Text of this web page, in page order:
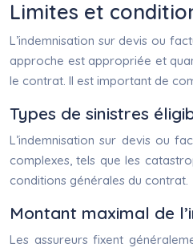
Limites et
L’indemnisation sur devis ou
approche est appropriée et
le contrat. Il est important de
Types de sinistres
L’indemnisation sur devis ou
complexes, tels que les
conditions générales du contrat.
Montant maximal de
Les assureurs fixent